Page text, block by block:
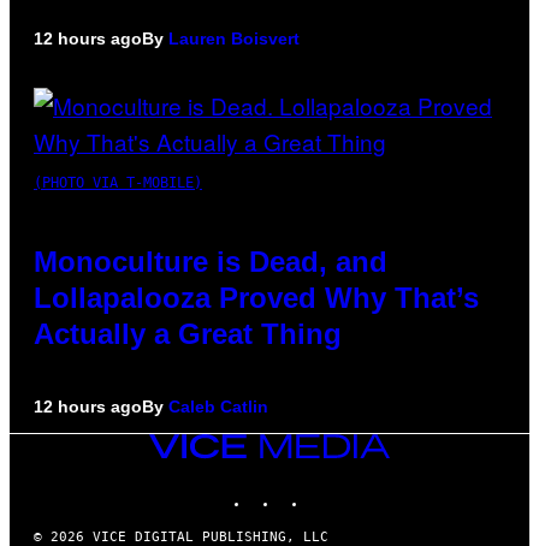
12 hours agoBy Lauren Boisvert
(PHOTO VIA T-MOBILE)
Monoculture is Dead, and
Lollapalooza Proved Why That’s
Actually a Great Thing
12 hours agoBy Caleb Catlin
VICE
MEDIA
© 2026 VICE DIGITAL PUBLISHING, LLC